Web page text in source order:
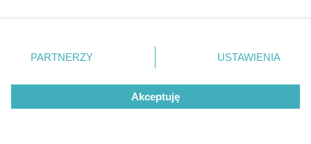
zmienić/wycofać klikając przycisk ustawień prywatności
znajdujący się w lewym dolnym rogu strony
rodzaje przetwarzania danych nie wymagają zgody
użytkownika, ale masz prawo sprzeciwić się takiemu
przetwarzaniu. Preferencje będą miały zastosowanie tylko
PARTNERZY USTAWIENIA
Akceptuję